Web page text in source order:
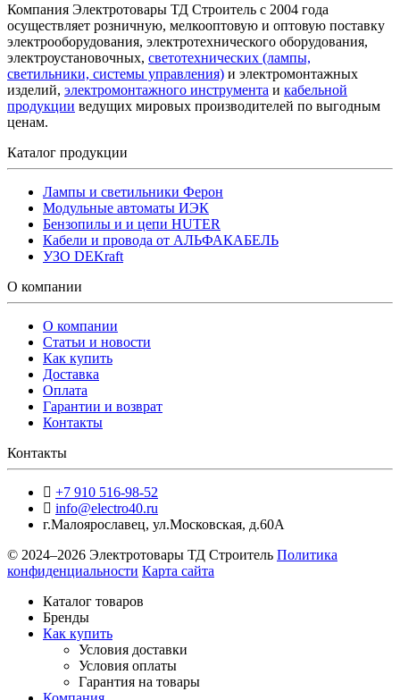
Компания Электротовары ТД Строитель с 2004 года
осуществляет розничную, мелкооптовую и оптовую поставку
электрооборудования, электротехнического оборудования,
электроустановочных, светотехнических (лампы,
светильники, системы управления) и электромонтажных
изделий, электромонтажного инструмента и кабельной
продукции ведущих мировых производителей по выгодным
ценам.
Каталог продукции
Лампы и светильники Ферон
Модульные автоматы ИЭК
Бензопилы и и цепи HUTER
Кабели и провода от АЛЬФАКАБЕЛЬ
УЗО DEKraft
О компании
О компании
Статьи и новости
Как купить
Доставка
Оплата
Гарантии и возврат
Контакты
Контакты
+7 910 516-98-52
info@electro40.ru
г.Малоярославец, ул.Московская, д.60А
© 2024–2026 Электротовары ТД Строитель Политика
конфиденциальности Карта сайта
Каталог товаров
Бренды
Как купить
Условия доставки
Условия оплаты
Гарантия на товары